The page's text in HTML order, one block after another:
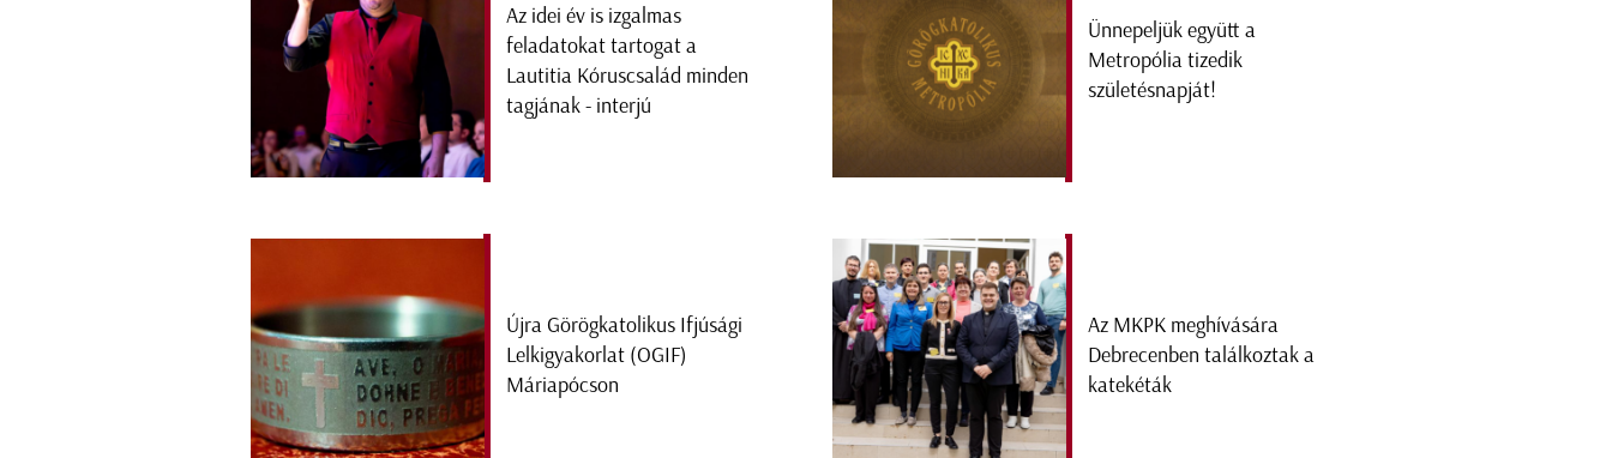
Az idei év is izgalmas
feladatokat tartogat a
Lautitia Kóruscsalád minden
tagjának - interjú
Ünnepeljük együtt a
Metropólia tizedik
születésnapját!
Újra Görögkatolikus Ifjúsági
Lelkigyakorlat (OGIF)
Máriapócson
Az MKPK meghívására
Debrecenben találkoztak a
katekéták